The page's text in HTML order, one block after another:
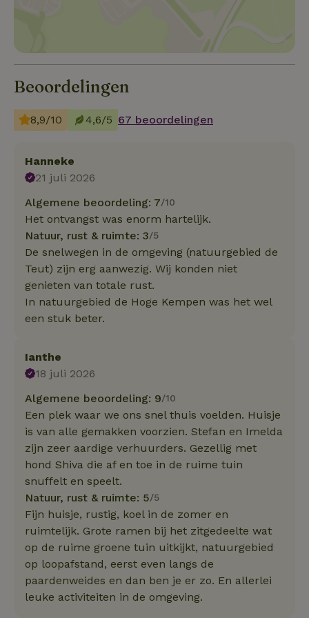
Beoordelingen
8,9/10 4,6/5 67 beoordelingen
Hanneke
21 juli 2026
Algemene beoordeling: 7/10
Het ontvangst was enorm hartelijk.
Natuur, rust & ruimte: 3/5
De snelwegen in de omgeving (natuurgebied de
Teut) zijn erg aanwezig. Wij konden niet
genieten van totale rust.
In natuurgebied de Hoge Kempen was het wel
een stuk beter.
Ianthe
18 juli 2026
Algemene beoordeling: 9/10
Een plek waar we ons snel thuis voelden. Huisje
is van alle gemakken voorzien. Stefan en Imelda
zijn zeer aardige verhuurders. Gezellig met
hond Shiva die af en toe in de ruime tuin
snuffelt en speelt.
Natuur, rust & ruimte: 5/5
Fijn huisje, rustig, koel in de zomer en
ruimtelijk. Grote ramen bij het zitgedeelte wat
op de ruime groene tuin uitkijkt, natuurgebied
op loopafstand, eerst even langs de
paardenweides en dan ben je er zo. En allerlei
leuke activiteiten in de omgeving.